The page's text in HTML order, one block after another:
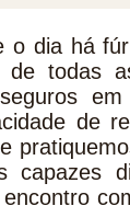
o dia há
todas
de
capazes